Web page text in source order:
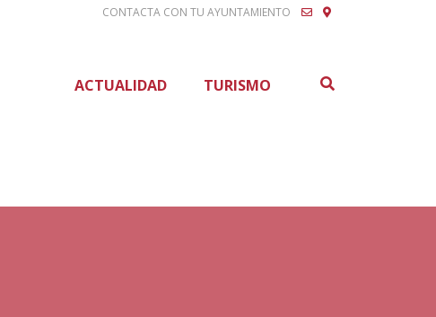
CONTACTA CON TU AYUNTAMIENTO
ACTUALIDAD TURISMO